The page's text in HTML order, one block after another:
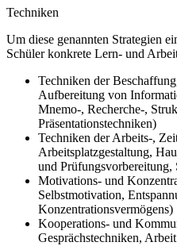
Techniken
Um diese genannten Strategien
Schüler konkrete Lern- und
Techniken der
Aufbereitung von
Mnemo-, Recherche-,
Präsentationstechniken)
Techniken der Arbeits-,
Arbeitsplatzgestaltung,
und Prüfungsvorbereitung,
Motivations- und
Selbstmotivation,
Konzentrationsvermögens)
Kooperations- und
Gesprächstechniken,